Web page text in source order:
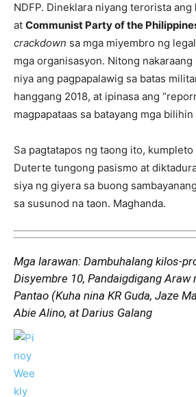
NDFP. Dineklara niyang terorista ang
at Communist Party of the
crackdown sa mga miyembro ng
mga organisasyon. Nitong
niya ang pagpapalawig sa batas
hanggang 2018, at ipinasa ang
magpapataas sa batayang mga
Sa pagtatapos ng taong ito,
Duterte tungong pasismo at
siya ng giyera sa buong
sa susunod na taon. Maghanda.
Mga larawan: Dambuhalang kilos-
Disyembre 10, Pandaigdigang Araw
Pantao (Kuha nina KR Guda, Jaze
Abie Alino, at Darius Galang